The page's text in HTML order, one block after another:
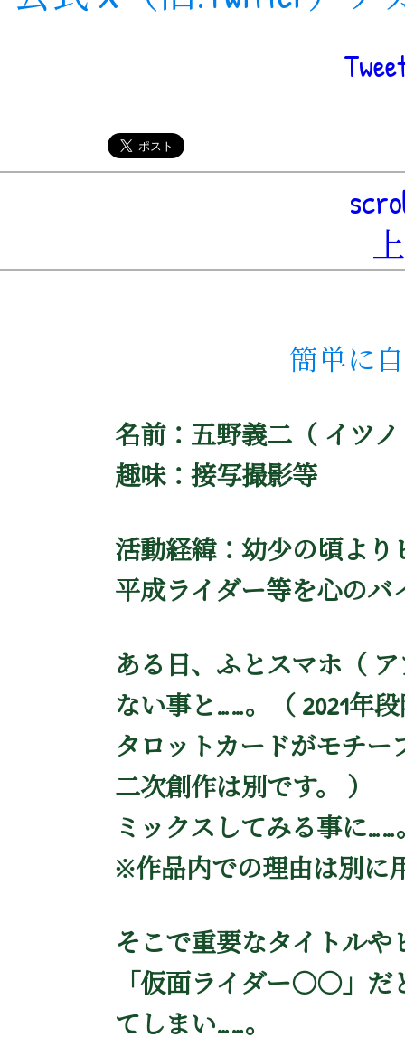
簡単に
名前：五野義二（ イツ
趣味：接写撮影等
活動経緯：幼少の頃よ
平成ライダー等を心のバ
ある日、ふとスマホ（
ない事と……。（ 2021年
タロットカードがモチ
二次創作は別です。 ）
ミックスしてみる事に……
※作品内での理由は別に
そこで重要なタイトル
「仮面ライダー○○」だ
てしまい……。